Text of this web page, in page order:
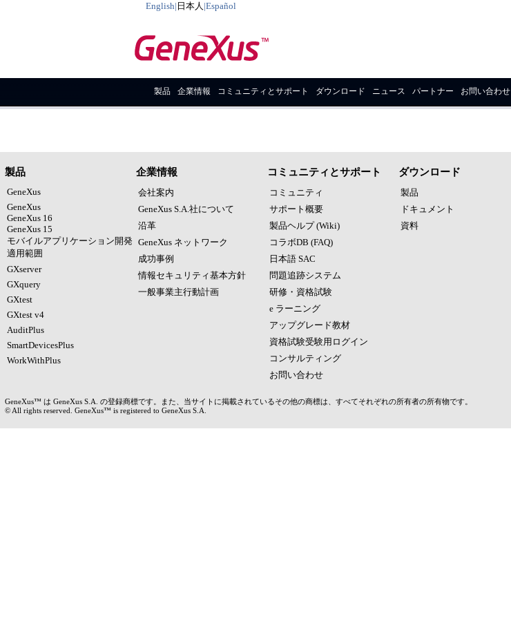
English| 日本人 |Español
製品 企業情報 コミュニティとサポート ダウンロード ニュース パートナー お問い合わせ
製品
GeneXus
GeneXus
GeneXus 16
GeneXus 15
モバイルアプリケーション開発
適用範囲
GXserver
GXquery
GXtest
GXtest v4
AuditPlus
SmartDevicesPlus
WorkWithPlus
企業情報
会社案内
GeneXus S.A.社について
沿革
GeneXus ネットワーク
成功事例
情報セキュリティ基本方針
一般事業主行動計画
コミュニティとサポート
コミュニティ
サポート概要
製品ヘルプ (Wiki)
コラボDB (FAQ)
日本語 SAC
問題追跡システム
研修・資格試験
e ラーニング
アップグレード教材
資格試験受験用ログイン
コンサルティング
お問い合わせ
ダウンロード
製品
ドキュメント
資料
GeneXus™ は GeneXus S.A. の登録商標です。また、当サイトに掲載されているその他の商標は、すべてそれぞれの所有者の所有物です。
© All rights reserved. GeneXus™ is registered to GeneXus S.A.